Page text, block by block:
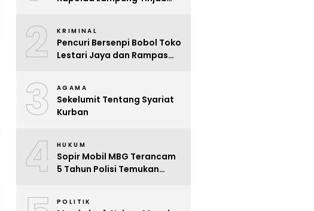
2 KRIMINAL
Pencuri Bersenpi Bobol Toko
Lestari Jaya dan Rampas
3 AGAMA
Sekelumit Tentang Syariat
Kurban
4 HUKUM
Sopir Mobil MBG Terancam
5 Tahun Polisi Temukan
POLITIK